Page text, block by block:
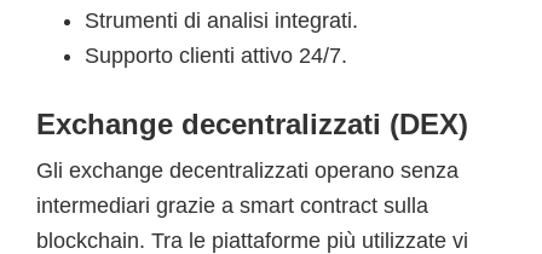
Strumenti di analisi integrati.
Supporto clienti attivo 24/7.
Exchange decentralizzati (DEX)
Gli exchange decentralizzati operano senza
intermediari grazie a smart contract sulla
blockchain. Tra le piattaforme più utilizzate vi